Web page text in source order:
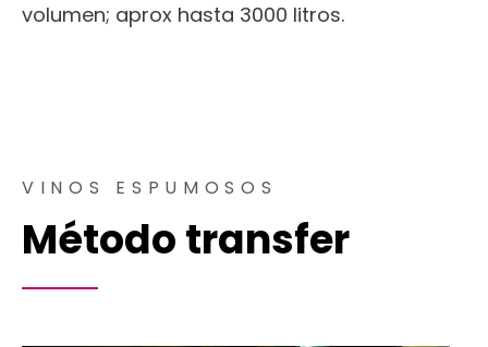
volumen; aprox hasta 3000 litros.
VINOS ESPUMOSOS
Método transfer